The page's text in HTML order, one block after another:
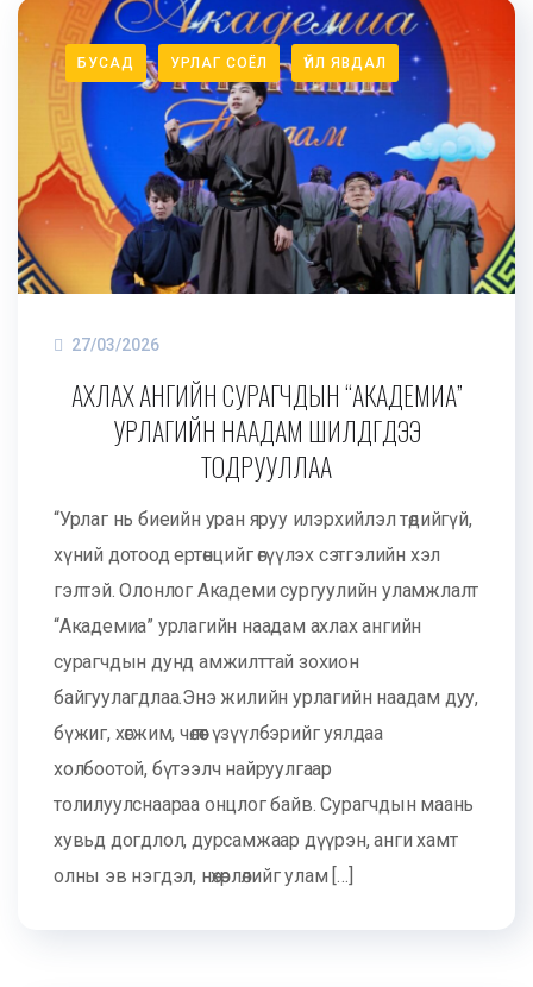
БУСАД УРЛАГ СОЁЛ ҮЙЛ ЯВДАЛ
27/03/2026
АХЛАХ АНГИЙН СУРАГЧДЫН “АКАДЕМИА”
УРЛАГИЙН НААДАМ ШИЛДГҮҮДЭЭ
ТОДРУУЛЛАА
“Урлаг нь биеийн уран яруу илэрхийлэл төдийгүй,
хүний дотоод ертөнцийг өгүүлэх сэтгэлийн хэл
гэлтэй. Олонлог Академи сургуулийн уламжлалт
“Академиа” урлагийн наадам ахлах ангийн
сурагчдын дунд амжилттай зохион
байгуулагдлаа.Энэ жилийн урлагийн наадам дуу,
бүжиг, хөгжим, чөлөөт үзүүлбэрийг уялдаа
холбоотой, бүтээлч найруулгаар
толилуулснаараа онцлог байв. Сурагчдын маань
хувьд догдлол, дурсамжаар дүүрэн, анги хамт
олны эв нэгдэл, нөхөрлөлийг улам […]